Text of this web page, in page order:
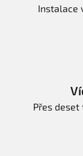
Instalace
Přes deset